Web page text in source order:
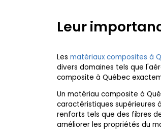
Leur
Les matériaux composites à
divers domaines tels que
composite à Québec
Un matériau composite à
caractéristiques supérieures
renforts tels que des fibres
améliorer les propriétés du